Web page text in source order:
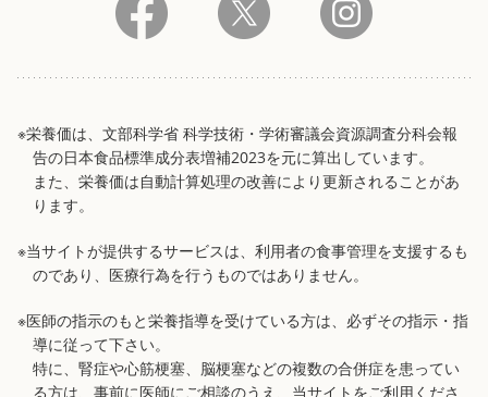
※栄養価は、文部科学省 科学技術・学術審議会資源調査分科会報
告の日本食品標準成分表増補2023を元に算出しています。
また、栄養価は自動計算処理の改善により更新されることがあ
ります。
※当サイトが提供するサービスは、利用者の食事管理を支援するも
のであり、医療行為を行うものではありません。
※医師の指示のもと栄養指導を受けている方は、必ずその指示・指
導に従って下さい。
特に、腎症や心筋梗塞、脳梗塞などの複数の合併症を患ってい
る方は、事前に医師にご相談のうえ、当サイトをご利用くださ